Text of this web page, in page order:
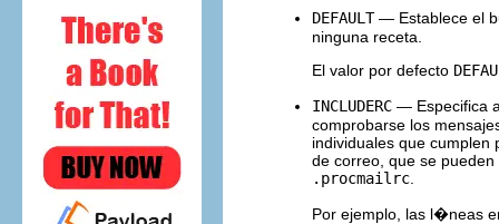
DEFAULT— Establece el
ninguna receta.
El valor por defecto
INCLUDERC — Especifica
comprobarse los
individuales que cumplen
de correo, que se
.procmailrc
Por ejemplo, las l�neas